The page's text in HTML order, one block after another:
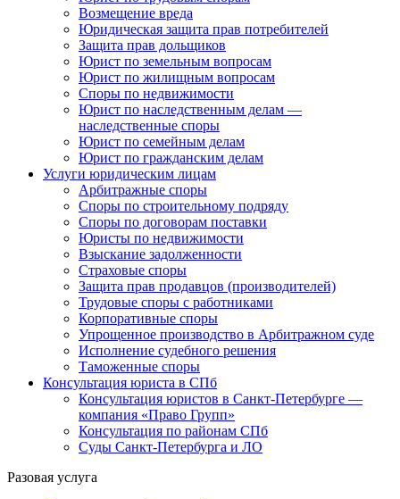
Возмещение вреда
Юридическая защита прав потребителей
Защита прав дольщиков
Юрист по земельным вопросам
Юрист по жилищным вопросам
Споры по недвижимости
Юрист по наследственным делам —
наследственные споры
Юрист по семейным делам
Юрист по гражданским делам
Услуги юридическим лицам
Арбитражные споры
Споры по строительному подряду
Споры по договорам поставки
Юристы по недвижимости
Взыскание задолженности
Страховые споры
Защита прав продавцов (производителей)
Трудовые споры с работниками
Корпоративные споры
Упрощенное производство в Арбитражном суде
Исполнение судебного решения
Таможенные споры
Консультация юриста в СПб
Консультация юристов в Санкт-Петербурге —
компания «Право Групп»
Консультация по районам СПб
Суды Санкт-Петербурга и ЛО
Разовая услуга